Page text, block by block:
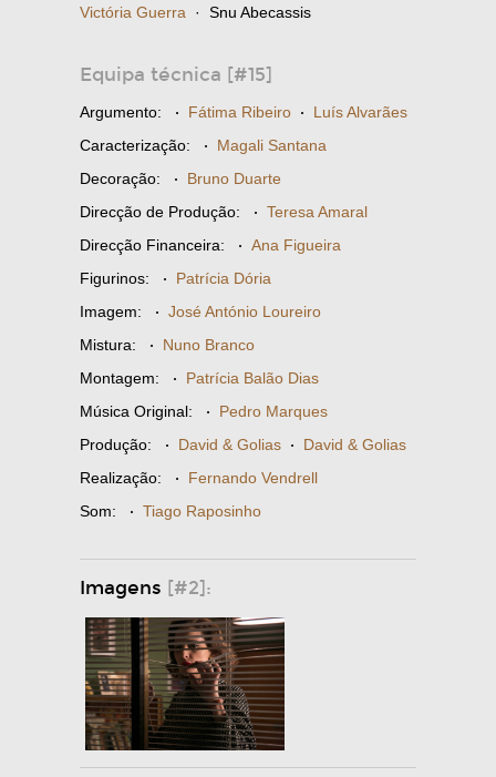
Victória Guerra · Snu Abecassis
Equipa técnica [#15]
Argumento: · Fátima Ribeiro · Luís Alvarães
Caracterização: · Magali Santana
Decoração: · Bruno Duarte
Direcção de Produção: · Teresa Amaral
Direcção Financeira: · Ana Figueira
Figurinos: · Patrícia Dória
Imagem: · José António Loureiro
Mistura: · Nuno Branco
Montagem: · Patrícia Balão Dias
Música Original: · Pedro Marques
Produção: · David & Golias · David & Golias
Realização: · Fernando Vendrell
Som: · Tiago Raposinho
Imagens [#2]: